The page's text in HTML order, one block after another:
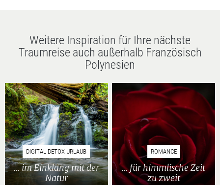
Weitere Inspiration für Ihre nächste
Traumreise auch außerhalb Französisch
Polynesien
DIGITAL DETOX URLAUB
... im Einklang mit der
Natur
ROMANCE
... für himmlische Zeit
zu zweit